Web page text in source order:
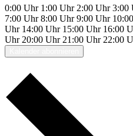
0:00 Uhr 1:00 Uhr 2:00 Uhr 3:00
7:00 Uhr 8:00 Uhr 9:00 Uhr
Uhr 14:00 Uhr 15:00 Uhr 16:00
Uhr 20:00 Uhr 21:00 Uhr 22:00